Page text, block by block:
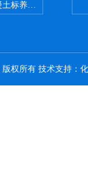
标养室恒温恒湿设备
权所有 技术支持：